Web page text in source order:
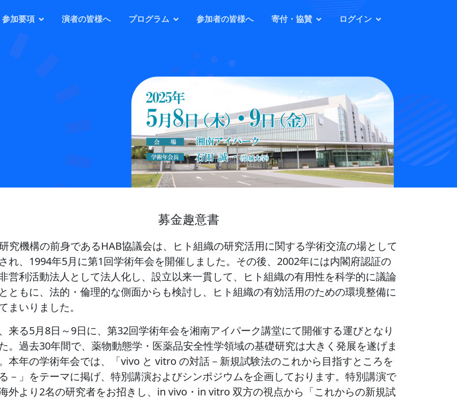
参加要項 演者の皆様へ プログラム 参加者の皆様へ 寄付・協賛 ログイン
募金趣意書
究機構の前身であるHAB協議会は、ヒト組織の研究活用に関する学術交流の場として
れ、1994年5月に第1回学術年会を開催しました。その後、2002年には内閣府認証の
営利活動法人として法人化し、設立以来一貫して、ヒト組織の有用性を科学的に議論
ともに、法的・倫理的な側面からも検討し、ヒト組織の有効活用のための環境整備に
まいりました。
来る5月8日～9日に、第32回学術年会を湘南アイパーク講堂にて開催する運びとなり
。過去30年間で、薬物動態学・医薬品安全性学領域の基礎研究は大きく発展を遂げま
本年の学術年会では、「vivo と vitro の対話－新規試験法のこれから目指すところを
－」をテーマに掲げ、特別講演およびシンポジウムを企画しております。特別講演で
外より2名の研究者をお招きし、in vivo・in vitro 双方の視点から「これからの新規試